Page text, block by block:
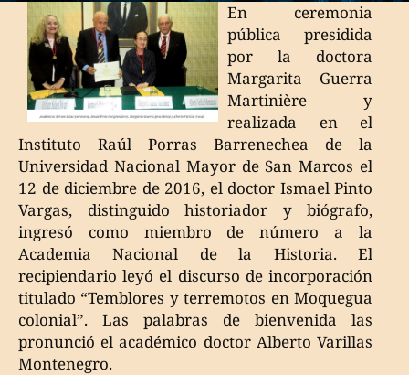
En ceremonia
pública presidida
por la doctora
Margarita Guerra
Martinière y
realizada en el
Instituto Raúl Porras Barrenechea de la
Universidad Nacional Mayor de San Marcos el
12 de diciembre de 2016, el doctor Ismael Pinto
Vargas, distinguido historiador y biógrafo,
ingresó como miembro de número a la
Academia Nacional de la Historia. El
recipiendario leyó el discurso de incorporación
titulado “Temblores y terremotos en Moquegua
colonial”. Las palabras de bienvenida las
pronunció el académico doctor Alberto Varillas
Montenegro.